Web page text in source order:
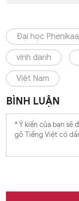
Đại học Phenikaa
vinh danh
Việt Nam
BÌNH LUẬN